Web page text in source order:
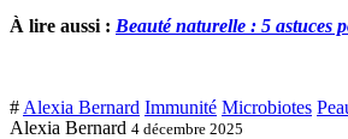
À lire aussi : Beauté naturelle : 5 astuces
# Alexia Bernard Immunité Microbiotes
Alexia Bernard 4 décembre 2025